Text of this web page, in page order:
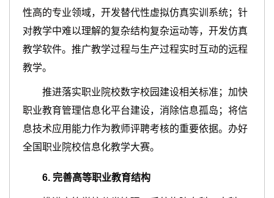
性高的专业领域，开发替代性虚拟仿真实训系统；针
对教学中难以理解的复杂结构复杂运动等，开发仿真
教学软件。推广教学过程与生产过程实时互动的远程
教学。
推进落实职业院校数字校园建设相关标准；加快
职业教育管理信息化平台建设，消除信息孤岛；将信
息技术应用能力作为教师评聘考核的重要依据。办好
全国职业院校信息化教学大赛。
6. 完善高等职业教育结构